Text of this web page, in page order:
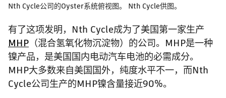
Nth Cycle公司的Oyster系统俯视图。 Nth Cycle供图。
有了这项发明，Nth Cycle成为了美国第一家生产
MHP （混合氢氧化物沉淀物）的公司。MHP是一种
镍产品，是美国国内电动汽车电池的必需成分。
MHP大多数来自美国国外，纯度水平不一，而Nth
Cycle公司生产的MHP镍含量接近90%。